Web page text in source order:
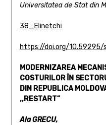
Universitatea de Stat din
38_Elinetchi
https://doi.org/
MODERNIZAREA
COSTURILOR ÎN
DIN REPUBLICA
,,RESTART”
Ala GRECU,